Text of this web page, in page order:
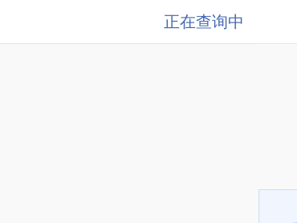
正在查询中